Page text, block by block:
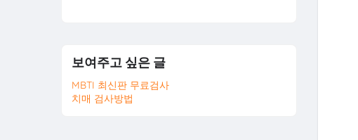
보여주고 싶은 글
MBTI 최신판 무료검사
치매 검사방법